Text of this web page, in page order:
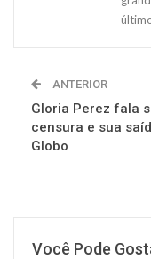
ANTERIOR
Gloria Perez fala
censura e sua
Globo
Você Pode